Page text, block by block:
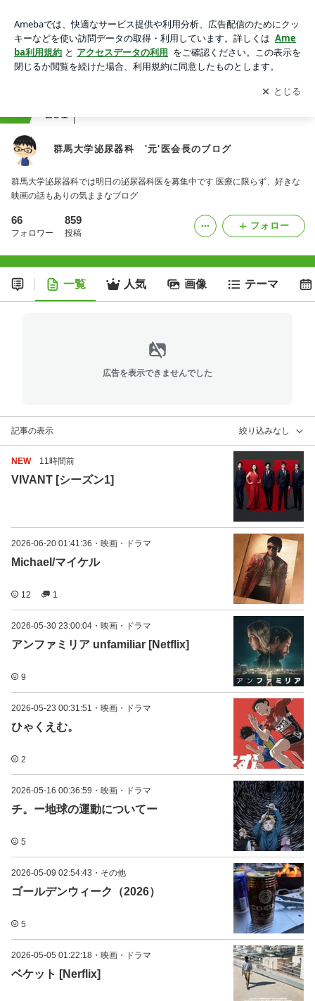
アプリをダウンロードして ブログの更新通知
を受け取りまし
ょう。
開く
291
群馬大学泌尿器科 '元'医会長のブログ
群馬大学泌尿器科では明日の泌尿器科医を募集中です 医療に限らず、好きな
映画の話もありの気ままなブログ
66
フォロワー
859
投稿
フォロー
一覧 人気 画像 テーマ
広告を表示できませんでした
記事の表示 絞り込みなし
NEW 11時間前
VIVANT [シーズン1]
2026-06-20 01:41:36 ・ 映画・ドラマ
Michael/マイケル
12 1
2026-05-30 23:00:04 ・ 映画・ドラマ
アンファミリア unfamiliar [Netflix]
9
2026-05-23 00:31:51 ・ 映画・ドラマ
ひゃくえむ。
2
2026-05-16 00:36:59 ・ 映画・ドラマ
チ。ー地球の運動についてー
5
2026-05-09 02:54:43 ・ その他
ゴールデンウィーク（2026）
5
2026-05-05 01:22:18 ・ 映画・ドラマ
ベケット [Nerflix]